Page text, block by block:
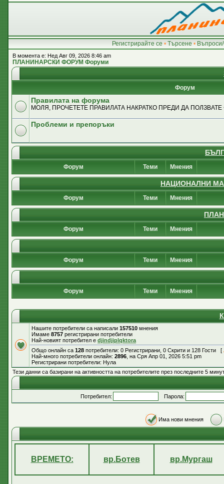
Регистрирайте се • Търсене •
В момента е: Нед Авг 09, 2026 8:46 am
ПЛАНИНАРСКИ ФОРУМ Форуми
Форум
Правилата на форума
МОЛЯ, ПРОЧЕТЕТЕ ПРАВИЛАТА НАКРАТКО ПРЕДИ ДА
Проблеми и препоръки
Форум Теми Мнения
НАЦИОНАЛНИ
Форум Теми Мнения
Форум Теми Мнения
Форум Теми Мнения
Форум Теми Мнения
Нашите потребители са написали 157510 мнения
Имаме 8757 регистрирани потребители
Най-новият потребител е djindjiplqktora
Общо онлайн са 128 потребители: 0 Регистрирани, 0 Скрити и 128 Гости [
Най-много потребители онлайн: 2896 , на Сря Апр 01, 2026 5:51 pm
Регистрирани потребители: Нула
Тези данни са базирани на активността на потребителите през последните 5
Потребител: Парола:
Има нови мнения
ВРЕМЕТО: вр.Ботев вр.Мургаш